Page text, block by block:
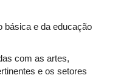
básica e da educação
com as artes,
e os setores